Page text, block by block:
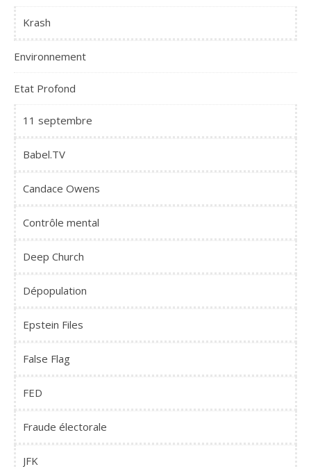
Krash
Environnement
Etat Profond
11 septembre
Babel.TV
Candace Owens
Contrôle mental
Deep Church
Dépopulation
Epstein Files
False Flag
FED
Fraude électorale
JFK